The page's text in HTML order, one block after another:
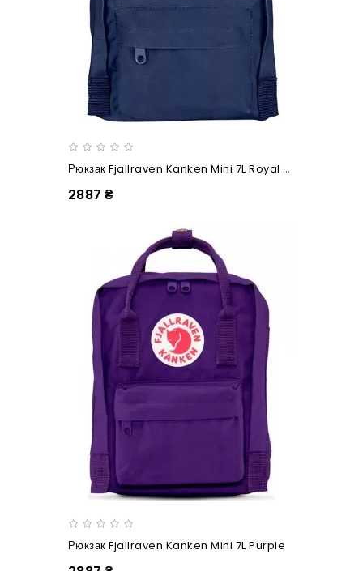
Рюкзак Fjallraven Kanken Mini 7L Royal Blue
2887 ₴
Рюкзак Fjallraven Kanken Mini 7L Purple